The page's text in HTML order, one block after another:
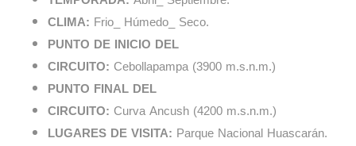
CLIMA: Frio_ Húmedo_ Seco.
PUNTO DE INICIO DEL
CIRCUITO: Cebollapampa (3900 m.s.n.m.)
PUNTO FINAL DEL
CIRCUITO: Curva Ancush (4200 m.s.n.m.)
LUGARES DE VISITA: Parque Nacional Huascarán.